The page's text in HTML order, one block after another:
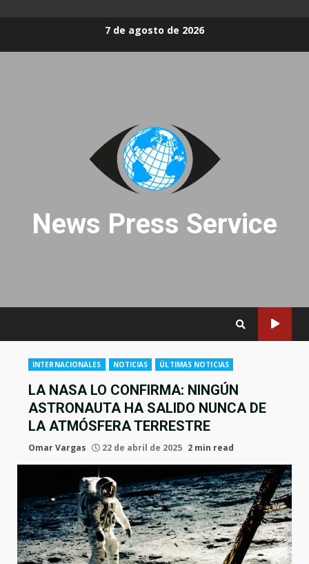
7 de agosto de 2026
News Press Service
INTERNACIONALES NOTICIAS ÚLTIMAS NOTICIAS
LA NASA LO CONFIRMA: NINGÚN
ASTRONAUTA HA SALIDO NUNCA DE
LA ATMÓSFERA TERRESTRE
Omar Vargas 22 de abril de 2025 2 min read